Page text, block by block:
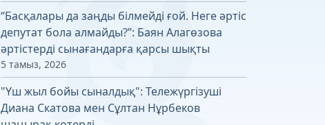
“Басқалары да заңды білмейді ғой. Неге әртіс
депутат бола алмайды?”: Баян Алагөзова
әртістерді сынағандарға қарсы шықты
5 тамыз, 2026
"Үш жыл бойы сыналдық": Тележүргізуші
Диана Скатова мен Сұлтан Нұрбеков